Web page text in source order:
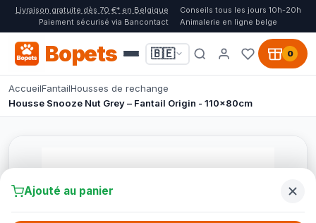
Livraison gratuite dès 70 €* en Belgique
Conseils tous les jours 10h-20h
Paiement sécurisé via Bancontact
Animalerie en ligne belge
Bopets 🇧🇪 0
AccueilFantailHousses de rechange
Housse Snooze Nut Grey – Fantail Origin - 110x80cm
Ajouté au panier